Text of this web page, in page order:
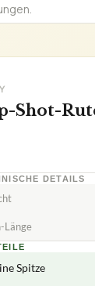
Shot-
DETAILS
Länge
Spitze